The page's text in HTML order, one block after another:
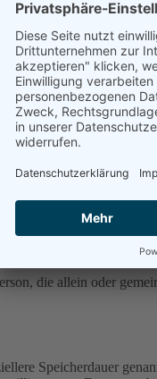
wofür wir sie
(z. B. bei der
Website ist:
Zur Anzeige muss
die allein oder
Speicherdauer